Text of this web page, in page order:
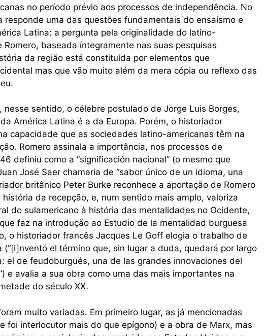
no período prévio aos processos de independência. No
responde uma das questões fundamentais do ensaísmo e
Latina: a pergunta pela originalidade do latino-
Romero, baseada íntegramente nas suas pesquisas
da região está constituída por elementos que
mas que vão muito além da mera cópia ou reflexo das
nesse sentido, o célebre postulado de Jorge Luis Borges,
América Latina é a da Europa. Porém, o historiador
capacidade que as sociedades latino-americanas têm na
Romero assinala a importância, nos processos de
definiu como a “significación nacional” (o mesmo que
José Saer chamaria de “sabor único de un idioma, una
britânico Peter Burke reconhece a aportação de Romero
da recepção, e, num sentido mais amplo, valoriza
do sulamericano à história das mentalidades no Ocidente,
faz na introdução ao Estudio de la mentalidad burguesa
o historiador francês Jacques Le Goff elogia o trabalho de
(“[i]nventó el término que, sin lugar a duda, quedará por largo
el de feudoburgués, una de las grandes innovaciones del
e avalia a sua obra como uma das mais importantes na
do século XX.
muito variadas. Em primeiro lugar, as já mencionadas
foi interlocutor mais do que epígono) e a obra de Marx, mas